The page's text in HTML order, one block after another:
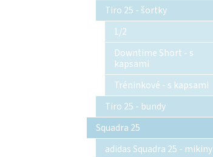
Tiro 25 - šortky
1/2
Downtime Short - s
kapsami
Tréninkové - s kapsami
Tiro 25 - bundy
Squadra 25
adidas Squadra 25 - mikiny